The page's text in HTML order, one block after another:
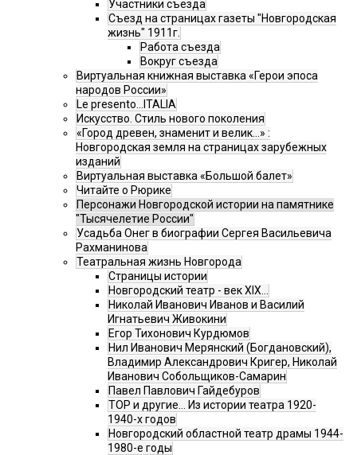
Участники съезда
Cъезд на страницах газеты "Новгородская
жизнь" 1911г.
Работа съезда
Вокруг съезда
Виртуальная книжная выставка «Герои эпоса
народов России»
Le presento...ITALIA
Искусство. Стиль нового поколения
«Город древен, знаменит и велик…» :
Новгородская земля на страницах зарубежных
изданий
Виртуальная выставка «Большой балет»
Читайте о Рюрике
Персонажи Новгородской истории на памятнике
"Тысячелетие России"
Усадьба Онег в биографии Сергея Васильевича
Рахманинова
Театральная жизнь Новгорода
Страницы истории
Новгородский театр - век XIX…
Николай Иванович Иванов и Василий
Игнатьевич Живокини
Егор Тихонович Курдюмов
Нил Иванович Мерянский (Богдановский),
Владимир Александрович Кригер, Николай
Иванович Собольщиков-Самарин
Павел Павлович Гайдебуров
ТОР и другие… Из истории театра 1920-
1940-х годов
Новгородский областной театр драмы 1944-
1980-е годы